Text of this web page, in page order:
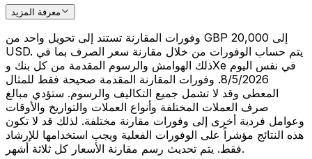
معرفة المزيد
وفورات المقارنة تستند إلى تحويل واحد من GBP 20,000 إلى
USD. يتم حساب الوفورات من خلال مقارنة سعر الصرف بما في
ذلك الهوامش والرسوم المقدمة من كل بنك وXe في نفس اليوم
8/5/2026. وفورات المقارنة المقدمة صحيحة فقط للمثال
المعطى وقد لا تشمل جميع التكاليف والرسوم. ستؤدي مبالغ
صرف العملات المختلفة وأنواع العملات والتواريخ والأوقات
وعوامل فردية أخرى إلى وفورات مقارنة مختلفة. لذلك قد لا تكون
هذه النتائج مؤشراً على الوفورات الفعلية ويجب استخدامها للإرشاد
فقط. يتم تحديث رسم مقارنة الأسعار كل ثلاثة أشهر.